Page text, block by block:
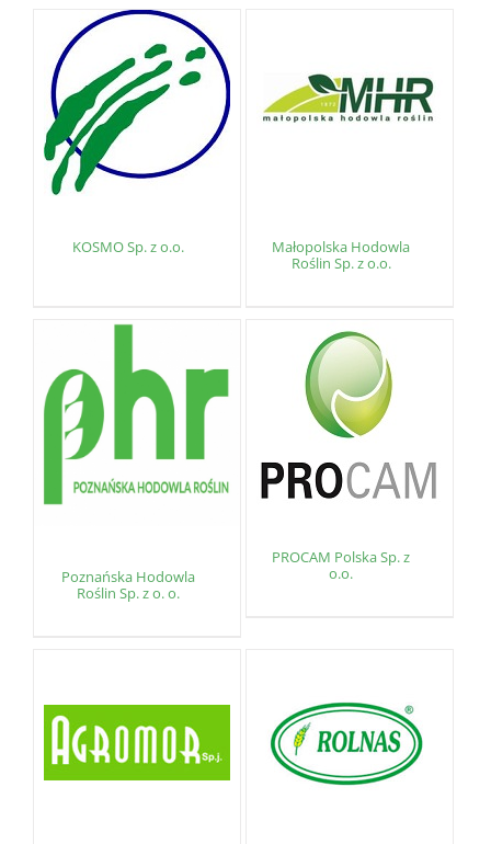
KOSMO Sp. z o.o.
Małopolska Hodowla
Roślin Sp. z o.o.
Poznańska Hodowla
Roślin Sp. z o. o.
PROCAM Polska Sp. z
o.o.